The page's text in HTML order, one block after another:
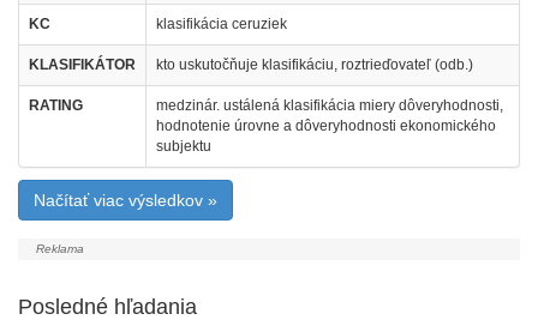
KC klasifikácia ceruziek
KLASIFIKÁTOR kto uskutočňuje klasifikáciu, roztrieďovateľ (odb.)
RATING
medzinár. ustálená klasifikácia miery dôveryhodnosti,
hodnotenie úrovne a dôveryhodnosti ekonomického
subjektu
Načítať viac výsledkov »
Posledné hľadania